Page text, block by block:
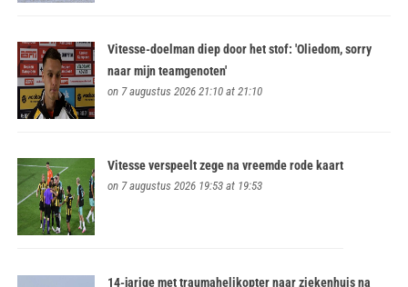
Vitesse-doelman diep door het stof: 'Oliedom, sorry
naar mijn teamgenoten'
on 7 augustus 2026 21:10 at 21:10
Vitesse verspeelt zege na vreemde rode kaart
on 7 augustus 2026 19:53 at 19:53
14-jarige met traumahelikopter naar ziekenhuis na